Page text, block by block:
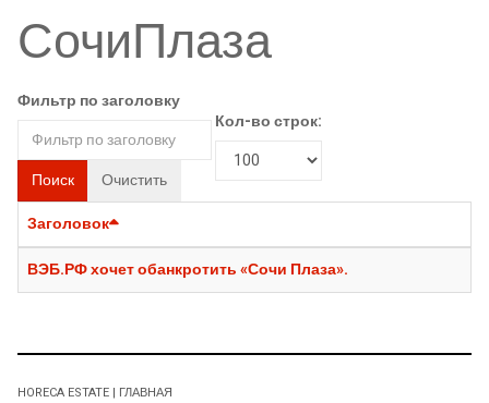
СочиПлаза
Фильтр по заголовку
Поиск Очистить
Кол-во строк:
Заголовок
ВЭБ.РФ хочет обанкротить «Сочи Плаза».
HORECA ESTATE | ГЛАВНАЯ